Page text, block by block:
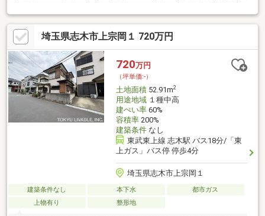
ではありません・お好きなハウスメーカー・工務店で建築可能▼
周辺環境・ヤオコー志木宗岡店 徒歩9分(約700m)・志木市立宗岡
小学校 徒歩10分(約800m)・ドラッグストアセキ中宗岡店 徒歩4分
(約300m)・ミニストップ志木市中宗岡1丁目店 徒歩9分(約670m)■
ご希望の住まい探しをお手伝いします ━━━━━・・・物件の詳
細・ご相談はお気軽にお問い合わせください。
埼玉県志木市上宗岡１ 720万円
720万円
（坪単価:-）
土地面積52.91m2
用途地域１種中高
建ぺい率60%
容積率200%
建築条件なし
東武東上線 志木駅 バス18分/「東
上ガス」バス停 停歩4分
埼玉県志木市上宗岡１
建築条件なし 本下水
都市ガス
上物有り
整形地